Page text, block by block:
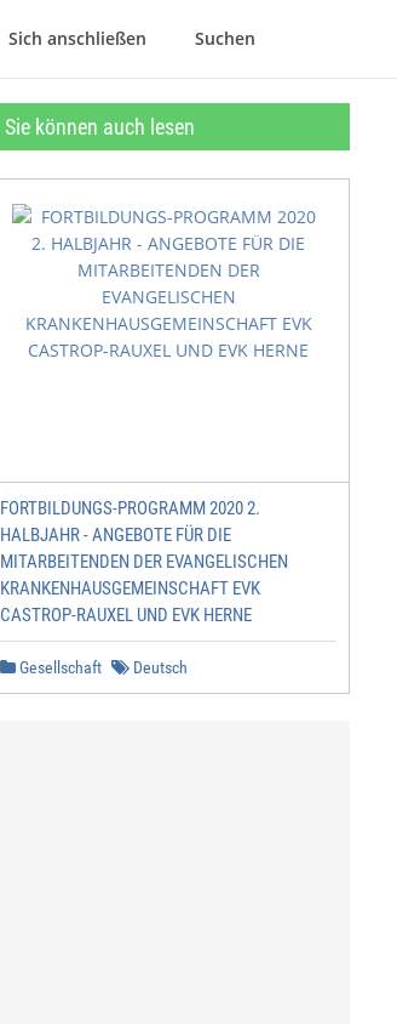
Sich anschließen Suchen
Sie können auch lesen
FORTBILDUNGS-PROGRAMM 2020 2.
HALBJAHR - ANGEBOTE FÜR DIE
MITARBEITENDEN DER EVANGELISCHEN
KRANKENHAUSGEMEINSCHAFT EVK
CASTROP-RAUXEL UND EVK HERNE
Gesellschaft Deutsch